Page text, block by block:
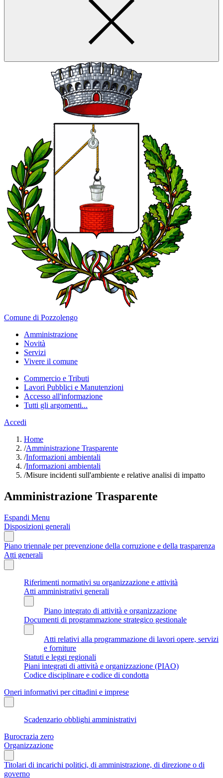
Comune di Pozzolengo
Amministrazione
Novità
Servizi
Vivere il comune
Commercio e Tributi
Lavori Pubblici e Manutenzioni
Accesso all'informazione
Tutti gli argomenti...
Accedi
Home
/Amministrazione Trasparente
/Informazioni ambientali
/Informazioni ambientali
/Misure incidenti sull'ambiente e relative analisi di impatto
Amministrazione Trasparente
Espandi Menu
Disposizioni generali
Piano triennale per prevenzione della corruzione e della trasparenza
Atti generali
Riferimenti normativi su organizzazione e attività
Atti amministrativi generali
Piano integrato di attività e organizzazione
Documenti di programmazione strategico gestionale
Atti relativi alla programmazione di lavori opere, servizi
e forniture
Statuti e leggi regionali
Piani integrati di attività e organizzazione (PIAO)
Codice disciplinare e codice di condotta
Oneri informativi per cittadini e imprese
Scadenzario obblighi amministrativi
Burocrazia zero
Organizzazione
Titolari di incarichi politici, di amministrazione, di direzione o di
governo